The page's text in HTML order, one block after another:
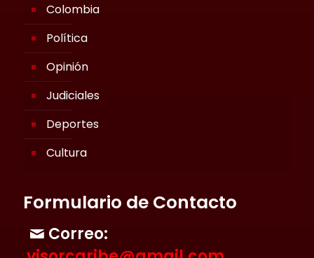
Colombia
Política
Opinión
Judiciales
Deportes
Cultura
Formulario de Contacto
Correo: